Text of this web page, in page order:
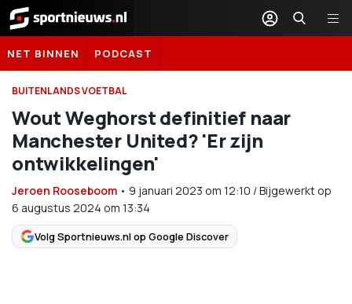
Sportnieuws.nl
NET BINNEN PODCAST
BUITENLANDS VOETBAL
Wout Weghorst definitief naar
Manchester United? 'Er zijn
ontwikkelingen'
Jeroen Rooseboom • 9 januari 2023 om 12:10 /Bijgewerkt op
6 augustus 2024 om 13:34
Volg Sportnieuws.nl op Google Discover